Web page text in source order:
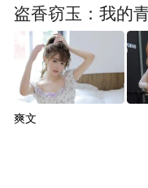
盗香窃玉：我的
爽文